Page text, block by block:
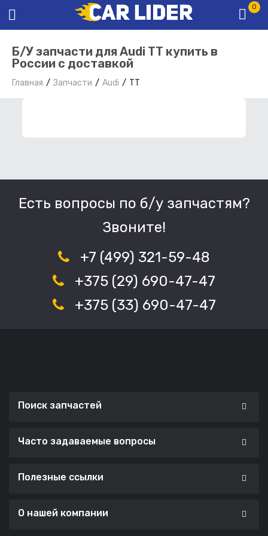
0
Б/У запчасти для Audi TT купить в
России с доставкой
Главная Запчасти Audi TT
Есть вопросы по б/у запчастям?
Звоните!
+7 (499) 321-59-48
+375 (29) 690-47-47
+375 (33) 690-47-47
Поиск запчастей
Часто задаваемые вопросы
Полезные ссылки
О нашей компании